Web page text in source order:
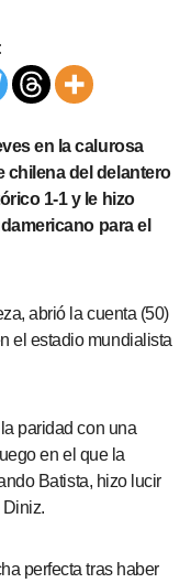
chilena del delantero
1-1 y le hizo
para el
abrió la cuenta (50)
el estadio mundialista
paridad con una
en el que la
Batista, hizo lucir
perfecta tras haber